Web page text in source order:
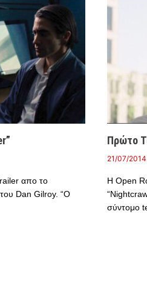
απο το
Dan Gilroy. “Ο
Πρώτο
21/07/2014
Η Open
σύντομο